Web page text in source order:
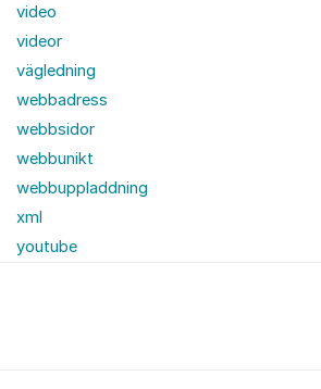
video
videor
vägledning
webbadress
webbsidor
webbunikt
webbuppladdning
xml
youtube